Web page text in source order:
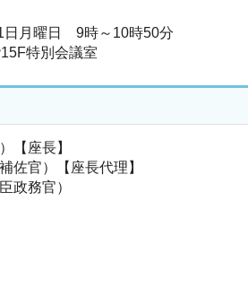
日月曜日 9時～10時50分
特別会議室
【座長】
佐官）【座長代理】
政務官）